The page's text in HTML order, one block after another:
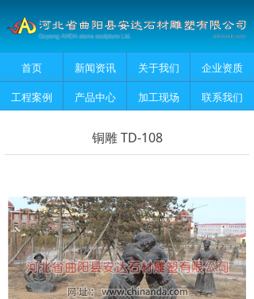
首页 新闻资讯 关于我们 企业资质
工程案例 产品中心 加工现场 联系我们
铜雕 TD-108